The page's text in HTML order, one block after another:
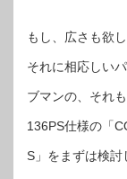
もし、広さも欲
それに相応しい
ブマンの、それ
136PS仕様の「
S」をまずは検討